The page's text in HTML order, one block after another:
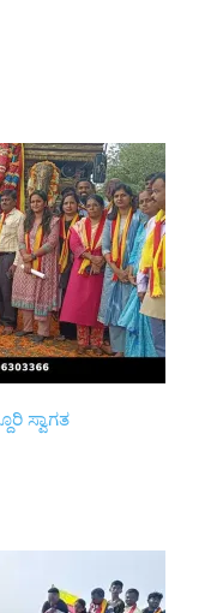
ಸ್ವಾಗತ